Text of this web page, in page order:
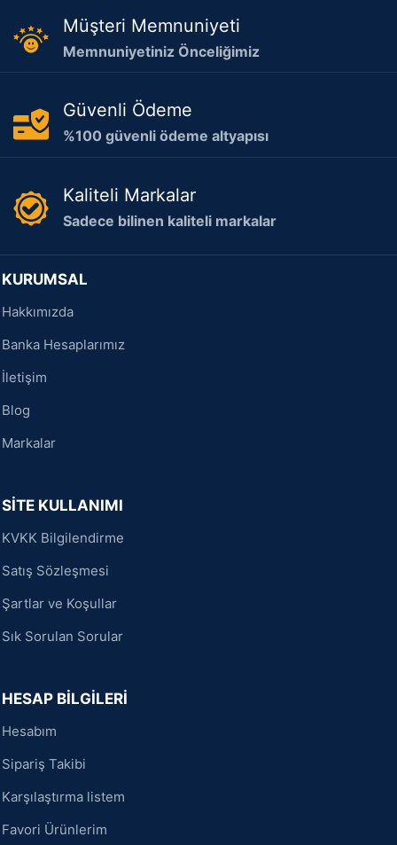
Müşteri Memnuniyeti
Memnuniyetiniz Önceliğimiz
Güvenli Ödeme
%100 güvenli ödeme altyapısı
Kaliteli Markalar
Sadece bilinen kaliteli markalar
KURUMSAL
Hakkımızda
Banka Hesaplarımız
İletişim
Blog
Markalar
SİTE KULLANIMI
KVKK Bilgilendirme
Satış Sözleşmesi
Şartlar ve Koşullar
Sık Sorulan Sorular
HESAP BİLGİLERİ
Hesabım
Sipariş Takibi
Karşılaştırma listem
Favori Ürünlerim